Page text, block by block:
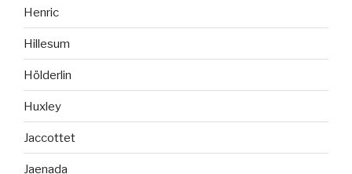
Henric
Hillesum
Hölderlin
Huxley
Jaccottet
Jaenada